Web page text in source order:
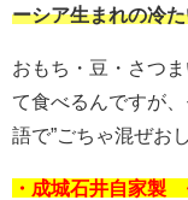
ーシア生まれの冷
おもち・豆・さつ
て食べるんですが
語で”ごちゃ混ぜお
・成城石井自家製